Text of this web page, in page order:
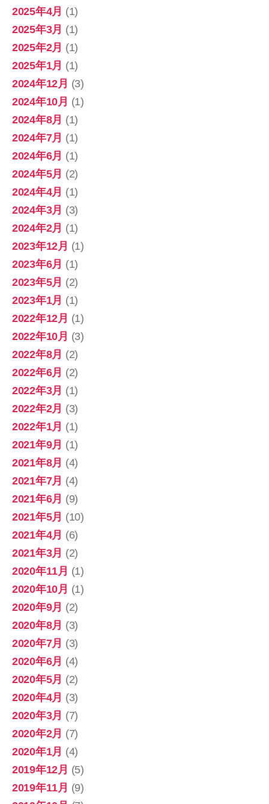
2025年4月 (1)
2025年3月 (1)
2025年2月 (1)
2025年1月 (1)
2024年12月 (3)
2024年10月 (1)
2024年8月 (1)
2024年7月 (1)
2024年6月 (1)
2024年5月 (2)
2024年4月 (1)
2024年3月 (3)
2024年2月 (1)
2023年12月 (1)
2023年6月 (1)
2023年5月 (2)
2023年1月 (1)
2022年12月 (1)
2022年10月 (3)
2022年8月 (2)
2022年6月 (2)
2022年3月 (1)
2022年2月 (3)
2022年1月 (1)
2021年9月 (1)
2021年8月 (4)
2021年7月 (4)
2021年6月 (9)
2021年5月 (10)
2021年4月 (6)
2021年3月 (2)
2020年11月 (1)
2020年10月 (1)
2020年9月 (2)
2020年8月 (3)
2020年7月 (3)
2020年6月 (4)
2020年5月 (2)
2020年4月 (3)
2020年3月 (7)
2020年2月 (7)
2020年1月 (4)
2019年12月 (5)
2019年11月 (9)